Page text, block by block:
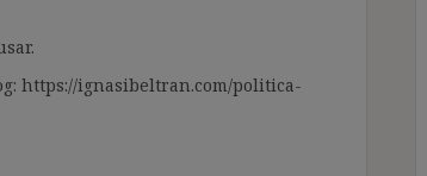
https://ignasibeltran.com/politica-